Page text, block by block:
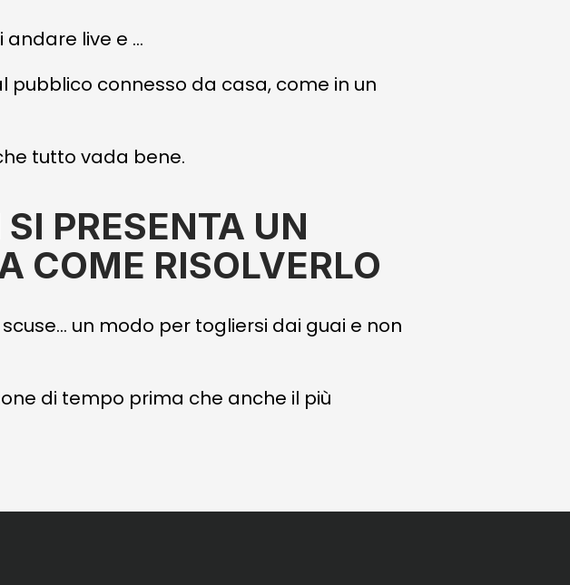
andare live e …
pubblico connesso da casa, come in un
tutto vada bene.
PRESENTA UN
COME RISOLVERLO
un modo per togliersi dai guai e non
di tempo prima che anche il più